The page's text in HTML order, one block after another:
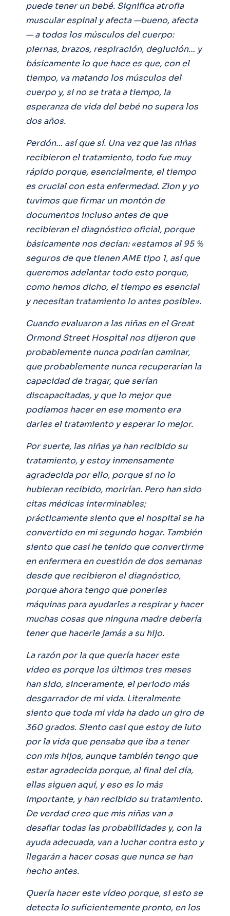
puede tener un bebé. Significa atrofia
muscular espinal y afecta —bueno, afecta
— a todos los músculos del cuerpo:
piernas, brazos, respiración, deglución… y
básicamente lo que hace es que, con el
tiempo, va matando los músculos del
cuerpo y, si no se trata a tiempo, la
esperanza de vida del bebé no supera los
dos años.
Perdón… así que sí. Una vez que las niñas
recibieron el tratamiento, todo fue muy
rápido porque, esencialmente, el tiempo
es crucial con esta enfermedad. Zion y yo
tuvimos que firmar un montón de
documentos incluso antes de que
recibieran el diagnóstico oficial, porque
básicamente nos decían: «estamos al 95 %
seguros de que tienen AME tipo 1, así que
queremos adelantar todo esto porque,
como hemos dicho, el tiempo es esencial
y necesitan tratamiento lo antes posible».
Cuando evaluaron a las niñas en el Great
Ormond Street Hospital nos dijeron que
probablemente nunca podrían caminar,
que probablemente nunca recuperarían la
capacidad de tragar, que serían
discapacitadas, y que lo mejor que
podíamos hacer en ese momento era
darles el tratamiento y esperar lo mejor.
Por suerte, las niñas ya han recibido su
tratamiento, y estoy inmensamente
agradecida por ello, porque si no lo
hubieran recibido, morirían. Pero han sido
citas médicas interminables;
prácticamente siento que el hospital se ha
convertido en mi segundo hogar. También
siento que casi he tenido que convertirme
en enfermera en cuestión de dos semanas
desde que recibieron el diagnóstico,
porque ahora tengo que ponerles
máquinas para ayudarles a respirar y hacer
muchas cosas que ninguna madre debería
tener que hacerle jamás a su hijo.
La razón por la que quería hacer este
vídeo es porque los últimos tres meses
han sido, sinceramente, el periodo más
desgarrador de mi vida. Literalmente
siento que toda mi vida ha dado un giro de
360 grados. Siento casi que estoy de luto
por la vida que pensaba que iba a tener
con mis hijos, aunque también tengo que
estar agradecida porque, al final del día,
ellas siguen aquí, y eso es lo más
importante, y han recibido su tratamiento.
De verdad creo que mis niñas van a
desafiar todas las probabilidades y, con la
ayuda adecuada, van a luchar contra esto y
llegarán a hacer cosas que nunca se han
hecho antes.
Quería hacer este vídeo porque, si esto se
detecta lo suficientemente pronto, en los